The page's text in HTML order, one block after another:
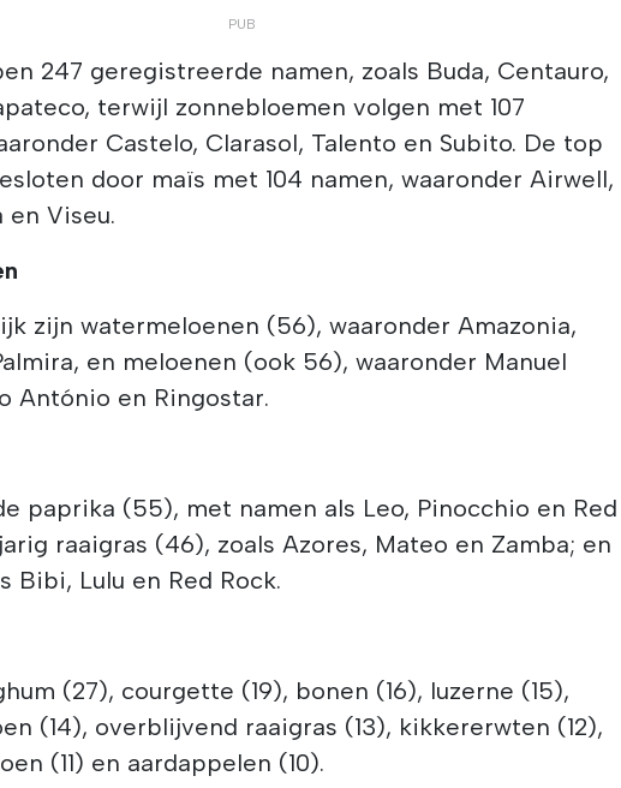
247 geregistreerde namen, zoals Buda, Centauro,
terwijl zonnebloemen volgen met 107
Castelo, Clarasol, Talento en Subito. De top
door maïs met 104 namen, waaronder Airwell,
en Viseu.
zijn watermeloenen (56), waaronder Amazonia,
en meloenen (ook 56), waaronder Manuel
António en Ringostar.
paprika (55), met namen als Leo, Pinocchio en Red
raaigras (46), zoals Azores, Mateo en Zamba; en
Bibi, Lulu en Red Rock.
(27), courgette (19), bonen (16), luzerne (15),
(14), overblijvend raaigras (13), kikkererwten (12),
(11) en aardappelen (10).